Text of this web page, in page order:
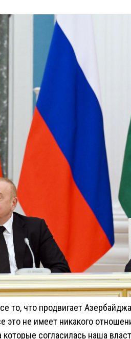
то, что продвигает
это не имеет никакого
согласилась наша